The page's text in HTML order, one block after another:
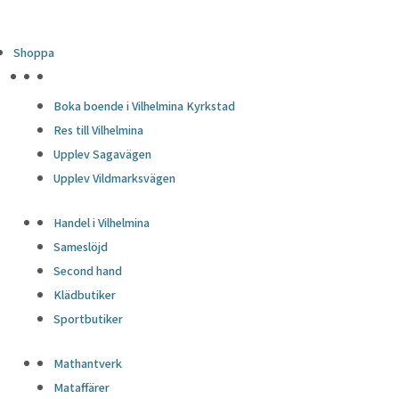
Shoppa
Boka boende i Vilhelmina Kyrkstad
Res till Vilhelmina
Upplev Sagavägen
Upplev Vildmarksvägen
Handel i Vilhelmina
Sameslöjd
Second hand
Klädbutiker
Sportbutiker
Mathantverk
Mataffärer